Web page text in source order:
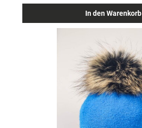
In den Warenkorb